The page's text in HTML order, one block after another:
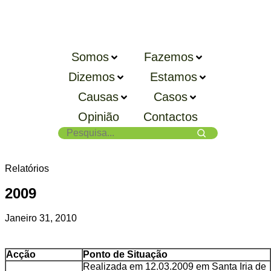
Somos
Fazemos
Dizemos
Estamos
Causas
Casos
Opinião
Contactos
Relatórios
2009
Janeiro 31, 2010
Acção
Ponto de Situação
Realizada em 12.03.2009 em Santa Iria de